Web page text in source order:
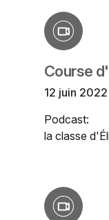
Course
12 juin 2022
Podcast:
la classe